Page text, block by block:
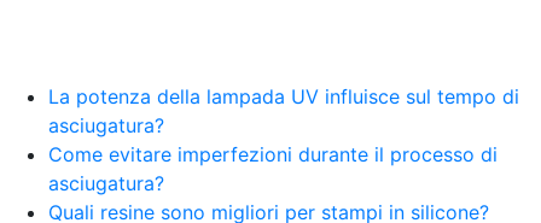
bicomponente plastica Bicomponente
trasparente Pasta bicomponente per metalli
Epossidica bicomponente Bicomponente
epossidico Colle bicomponenti Epossidica
significato Epossidico significato Polietilene telo
La potenza della lampada UV influisce sul tempo di
asciugatura?
Come evitare imperfezioni durante il processo di
asciugatura?
Quali resine sono migliori per stampi in silicone?